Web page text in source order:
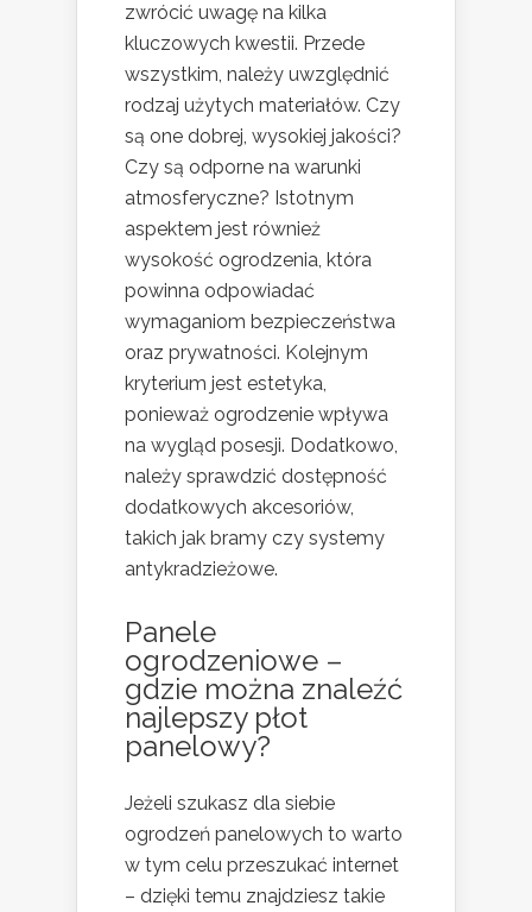
zwrócić uwagę na kilka
kluczowych kwestii. Przede
wszystkim, należy uwzględnić
rodzaj użytych materiałów. Czy
są one dobrej, wysokiej jakości?
Czy są odporne na warunki
atmosferyczne? Istotnym
aspektem jest również
wysokość ogrodzenia, która
powinna odpowiadać
wymaganiom bezpieczeństwa
oraz prywatności. Kolejnym
kryterium jest estetyka,
ponieważ ogrodzenie wpływa
na wygląd posesji. Dodatkowo,
należy sprawdzić dostępność
dodatkowych akcesoriów,
takich jak bramy czy systemy
antykradzieżowe.
Panele
ogrodzeniowe –
gdzie można znaleźć
najlepszy płot
panelowy?
Jeżeli szukasz dla siebie
ogrodzeń panelowych to warto
w tym celu przeszukać internet
– dzięki temu znajdziesz takie